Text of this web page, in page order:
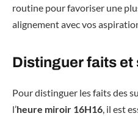
routine pour favoriser une
alignement avec vos
Distinguer faits
Pour distinguer les faits des
l’heure miroir 16H16, il est